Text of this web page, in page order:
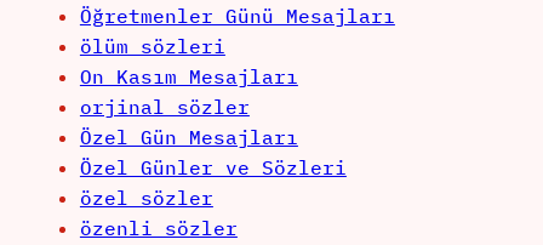
Öğretmenler Günü Mesajları
ölüm sözleri
On Kasım Mesajları
orjinal sözler
Özel Gün Mesajları
Özel Günler ve Sözleri
özel sözler
özenli sözler